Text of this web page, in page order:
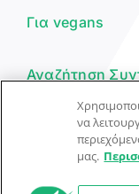
Για vegans
Αναζήτηση
Υποβολή
Φόρμα
να
μας.